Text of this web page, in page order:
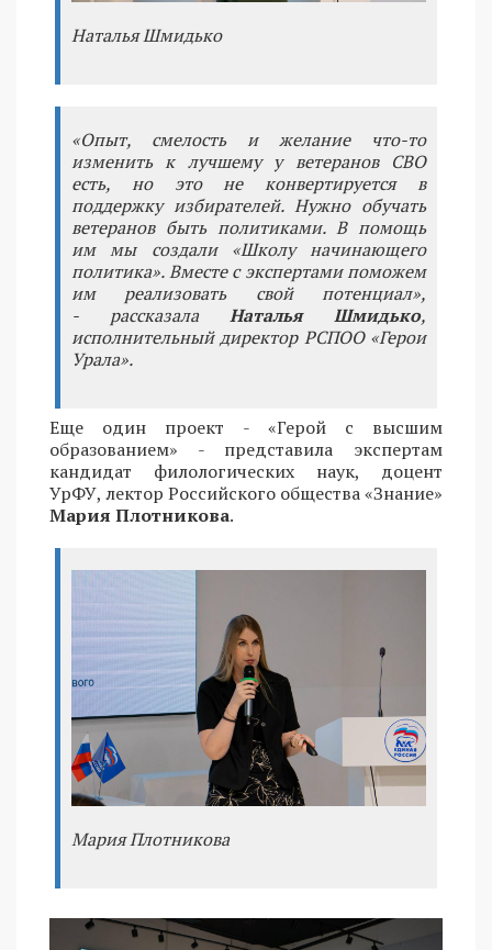
Наталья Шмидько
«Опыт, смелость и желание что-то
изменить к лучшему у ветеранов СВО
есть, но это не конвертируется в
поддержку избирателей. Нужно обучать
ветеранов быть политиками. В помощь
им мы создали «Школу начинающего
политика». Вместе с экспертами поможем
им реализовать свой потенциал»,
- рассказалаНаталья Шмидько,
исполнительный директор РСПОО «Герои
Урала».
Еще один проект - «Герой с высшим
образованием» - представила экспертам
кандидат филологических наук, доцент
УрФУ, лектор Российского общества «Знание»
Мария Плотникова.
Мария Плотникова